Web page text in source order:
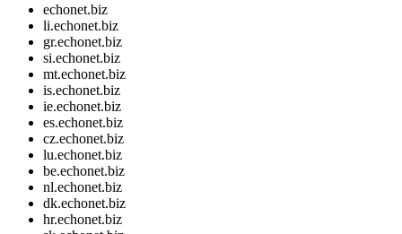
echonet.biz
li.echonet.biz
gr.echonet.biz
si.echonet.biz
mt.echonet.biz
is.echonet.biz
ie.echonet.biz
es.echonet.biz
cz.echonet.biz
lu.echonet.biz
be.echonet.biz
nl.echonet.biz
dk.echonet.biz
hr.echonet.biz